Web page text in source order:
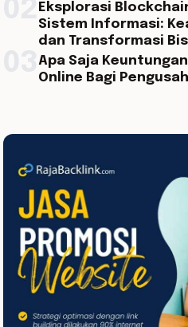
Eksplorasi
Sistem Informasi:
dan Transformasi
Apa Saja
Online Bagi